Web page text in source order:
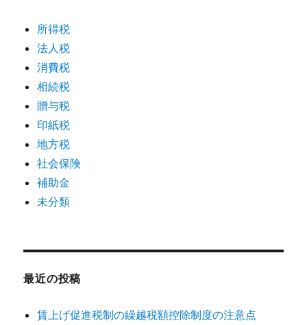
所得税
法人税
消費税
相続税
贈与税
印紙税
地方税
社会保険
補助金
未分類
最近の投稿
賃上げ促進税制の繰越税額控除制度の注意点